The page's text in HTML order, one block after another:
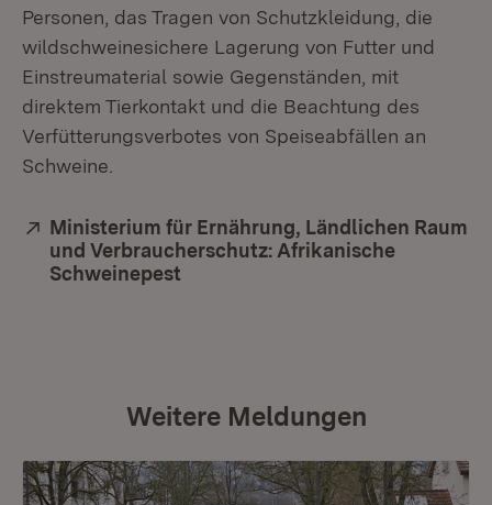
Personen, das Tragen von Schutzkleidung, die
wildschweinesichere Lagerung von Futter und
Einstreumaterial sowie Gegenständen, mit
direktem Tierkontakt und die Beachtung des
Verfütterungsverbotes von Speiseabfällen an
Schweine.
Extern:
Ministerium für Ernährung, Ländlichen Raum
und Verbraucherschutz: Afrikanische
Schweinepest
Weitere Meldungen